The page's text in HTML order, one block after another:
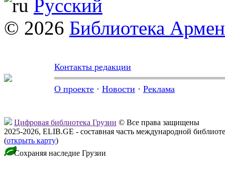
Русский
© 2026 Библиотека
Контакты редакции
О проекте · Новости · Реклама
Цифровая библиотека Грузии © Все права защищены
2025-2026, ELIB.GE - составная часть международной
(открыть карту)
Сохраняя наследие Грузии